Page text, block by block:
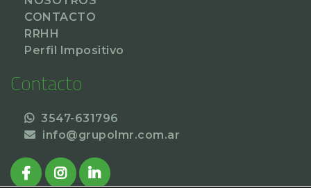
CONTACTO
RRHH
Perfil Impositivo
Contacto
3547-631796
info@grupolmr.com.ar